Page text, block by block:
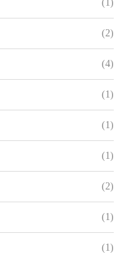
(1)
(2)
(4)
(1)
(1)
(1)
(2)
(1)
(1)